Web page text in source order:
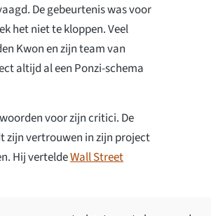
De gebeurtenis was voor
het niet te kloppen. Veel
Kwon en zijn team van
altijd al een Ponzi-schema
voor zijn critici. De
zijn vertrouwen in zijn project
Hij verteldeWall Street